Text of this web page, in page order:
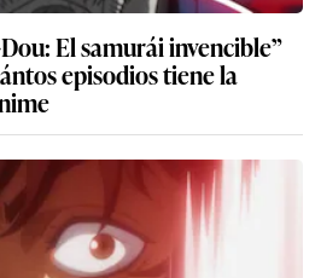
El samurái invencible”
episodios tiene la